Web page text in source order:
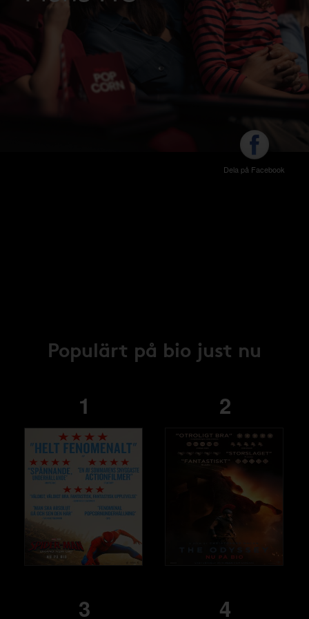
Dela på Facebook
Populärt på bio just nu
1 2
3 4